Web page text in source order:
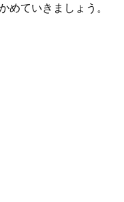
めていきましょう。